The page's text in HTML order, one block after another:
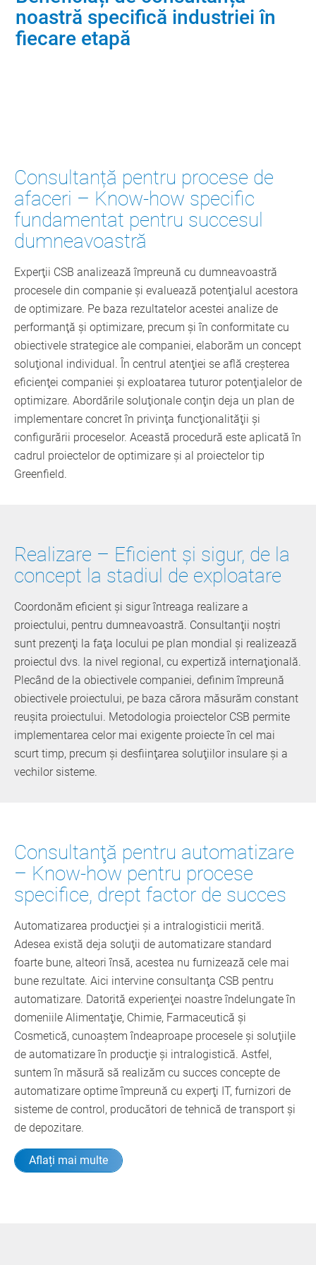
noastră specifică industriei în
fiecare etapă
Consultanță pentru procese de
afaceri – Know-how specific
fundamentat pentru succesul
dumneavoastră
Experţii CSB analizează împreună cu dumneavoastră
procesele din companie şi evaluează potenţialul acestora
de optimizare. Pe baza rezultatelor acestei analize de
performanţă şi optimizare, precum şi în conformitate cu
obiectivele strategice ale companiei, elaborăm un concept
soluţional individual. În centrul atenţiei se află creşterea
eficienţei companiei şi exploatarea tuturor potenţialelor de
optimizare. Abordările soluţionale conţin deja un plan de
implementare concret în privinţa funcţionalităţii şi
configurării proceselor. Această procedură este aplicată în
cadrul proiectelor de optimizare şi al proiectelor tip
Greenfield.
Realizare – Eficient şi sigur, de la
concept la stadiul de exploatare
Coordonăm eficient şi sigur întreaga realizare a
proiectului, pentru dumneavoastră. Consultanţii noştri
sunt prezenţi la faţa locului pe plan mondial şi realizează
proiectul dvs. la nivel regional, cu expertiză internaţională.
Plecând de la obiectivele companiei, definim împreună
obiectivele proiectului, pe baza cărora măsurăm constant
reuşita proiectului. Metodologia proiectelor CSB permite
implementarea celor mai exigente proiecte în cel mai
scurt timp, precum şi desfiinţarea soluţiilor insulare şi a
vechilor sisteme.
Consultanţă pentru automatizare
– Know-how pentru procese
specifice, drept factor de succes
Automatizarea producţiei şi a intralogisticii merită.
Adesea există deja soluţii de automatizare standard
foarte bune, alteori însă, acestea nu furnizează cele mai
bune rezultate. Aici intervine consultanţa CSB pentru
automatizare. Datorită experienţei noastre îndelungate în
domeniile Alimentaţie, Chimie, Farmaceutică şi
Cosmetică, cunoaştem îndeaproape procesele şi soluţiile
de automatizare în producţie şi intralogistică. Astfel,
suntem în măsură să realizăm cu succes concepte de
automatizare optime împreună cu experţi IT, furnizori de
sisteme de control, producători de tehnică de transport şi
de depozitare.
Aflați mai multe